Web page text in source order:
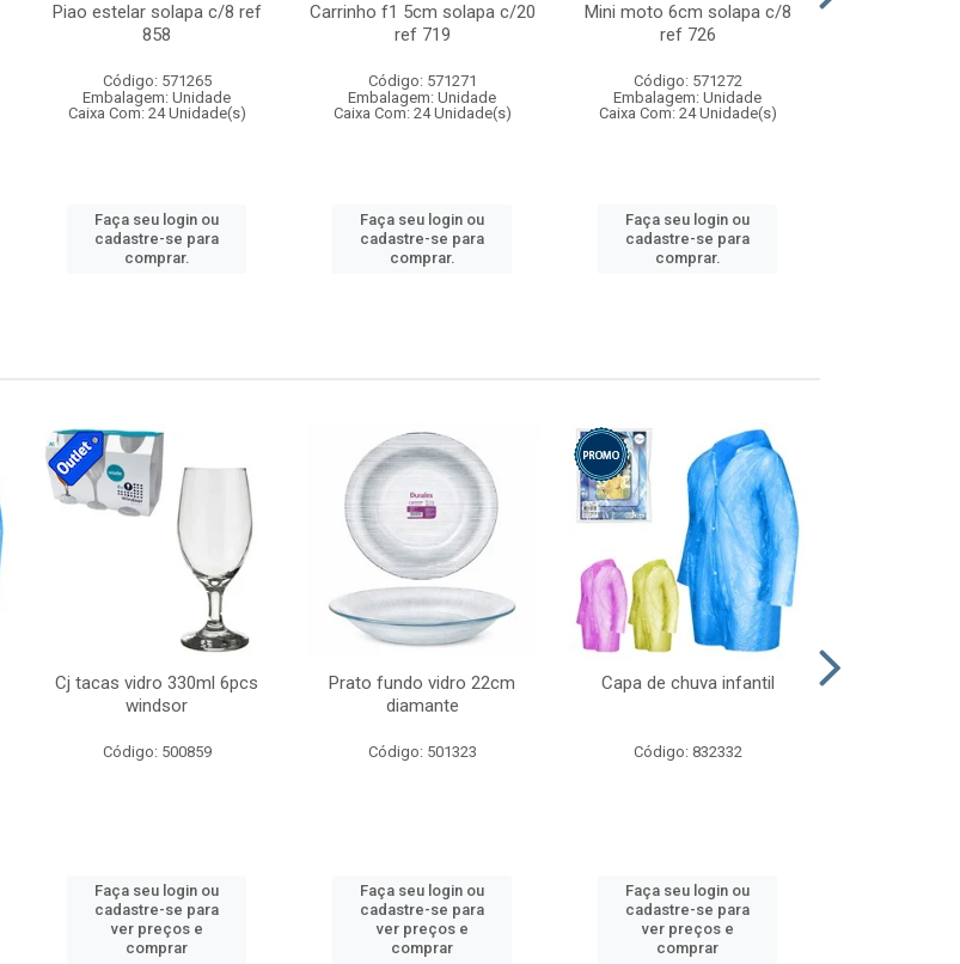
Piao estelar solapa c/8 ref
858
Código: 571265
Embalagem: Unidade
Caixa Com: 24 Unidade(s)
Faça seu login ou
cadastre-se para
comprar.
Carrinho f1 5cm solapa c/20
ref 719
Código: 571271
Embalagem: Unidade
Caixa Com: 24 Unidade(s)
Faça seu login ou
cadastre-se para
comprar.
Mini moto 6cm solapa c/8
ref 726
Código: 571272
Embalagem: Unidade
Caixa Com: 24 Unidade(s)
Faça seu login ou
cadastre-se para
comprar.
Cj tacas vidro 330ml 6pcs
windsor
Código: 500859
Faça seu login ou
cadastre-se para
ver preços e
comprar
Prato fundo vidro 22cm
diamante
Código: 501323
Faça seu login ou
cadastre-se para
ver preços e
comprar
Capa de chuva infantil
Código: 832332
Faça seu login ou
cadastre-se para
ver preços e
comprar